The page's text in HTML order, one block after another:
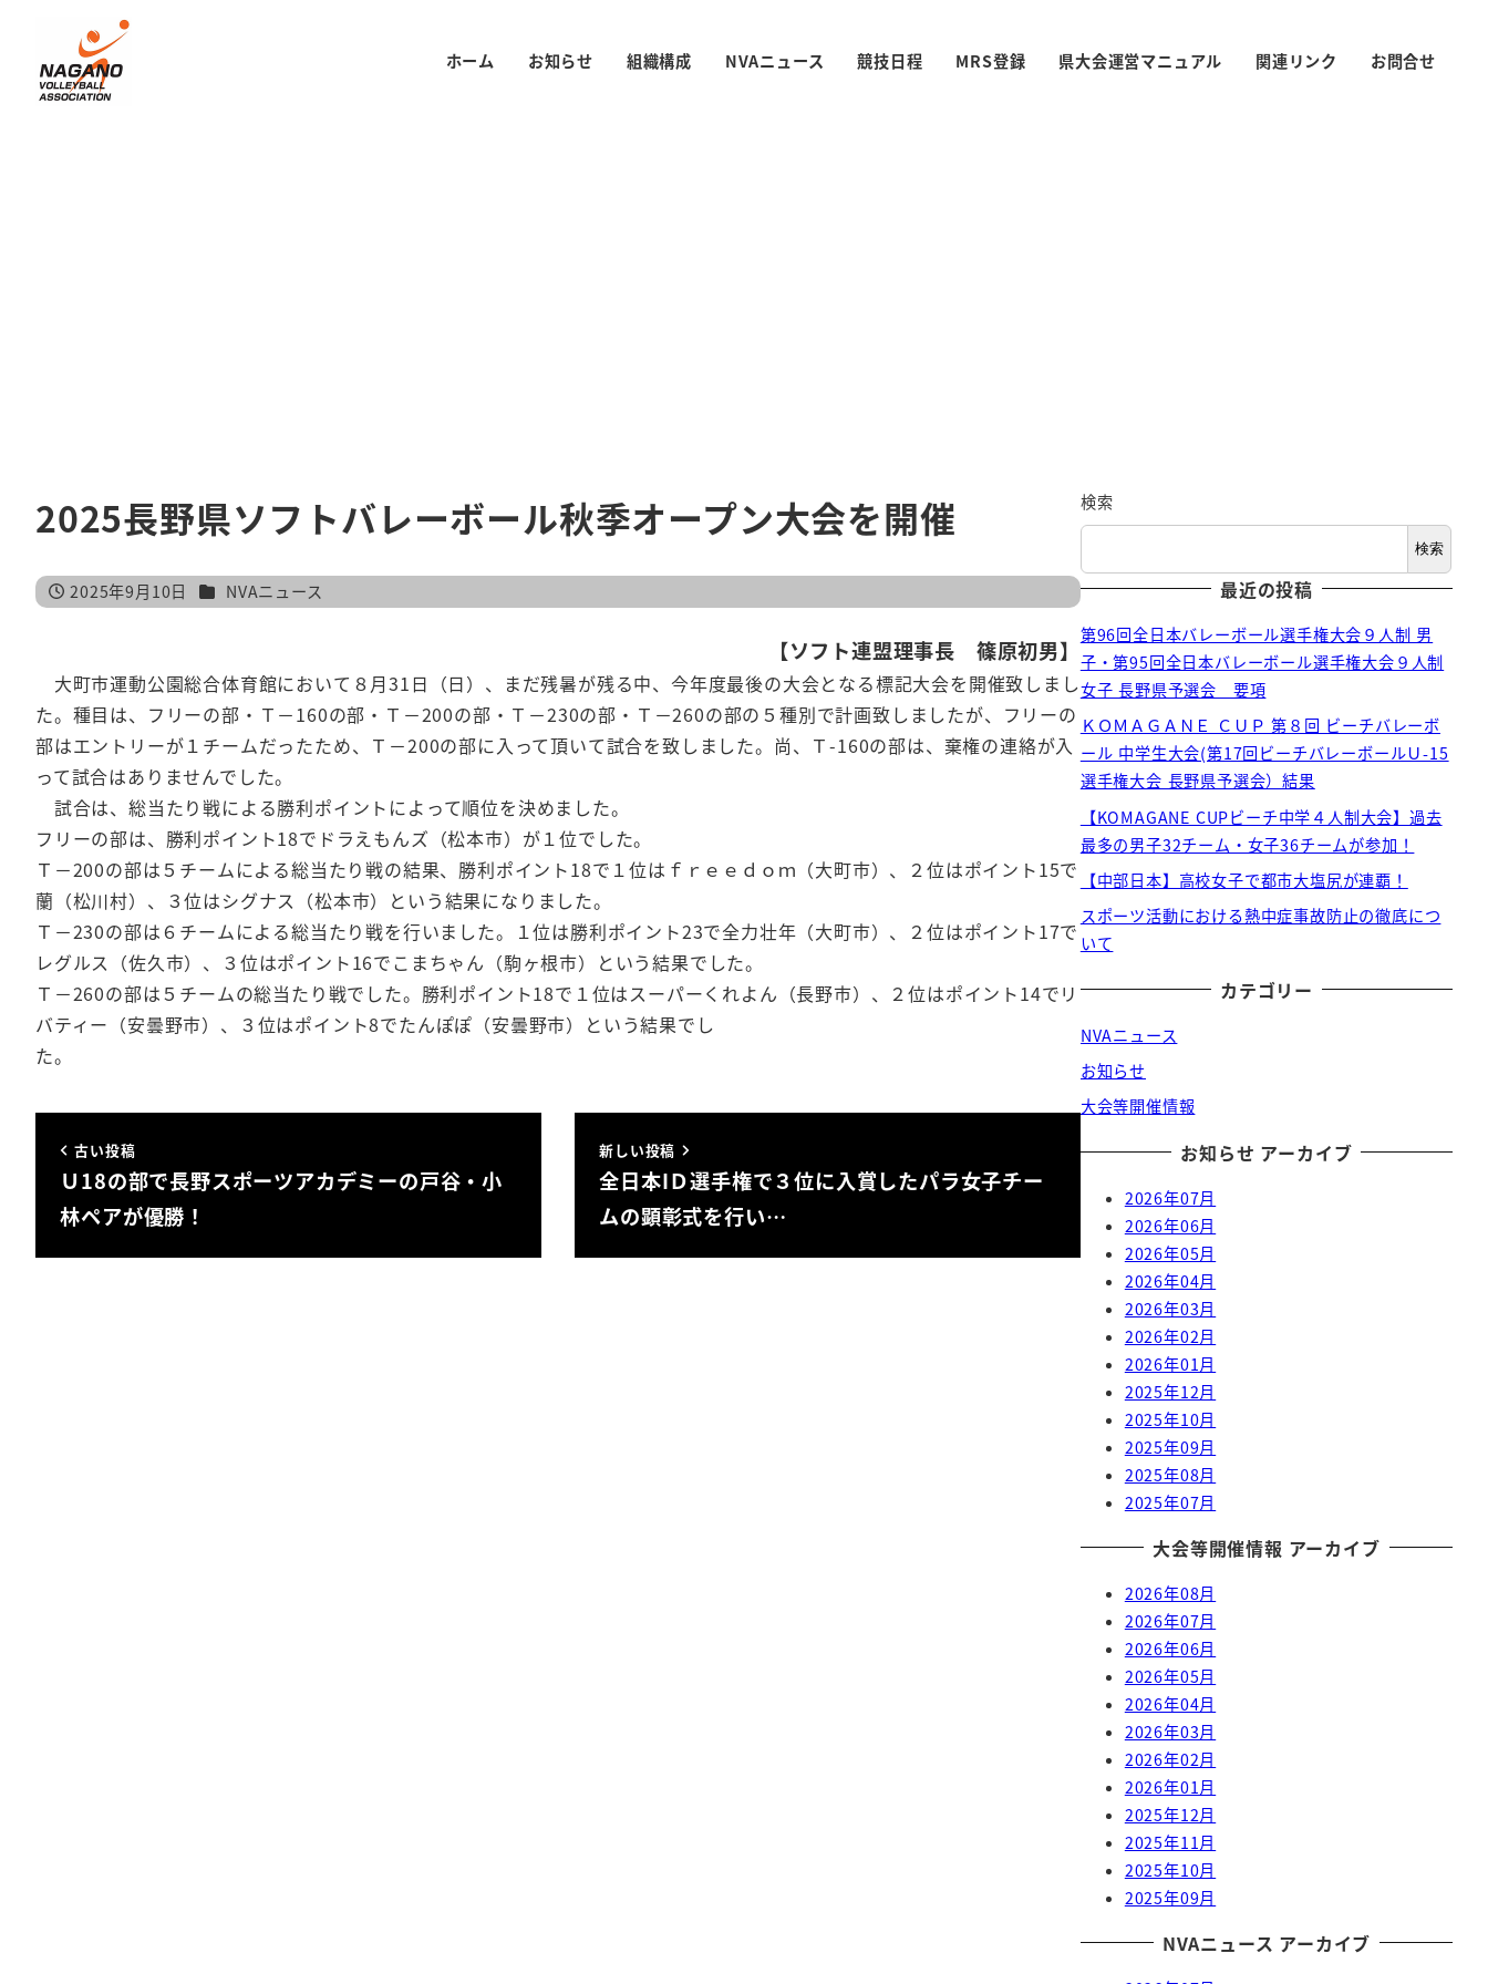
ホーム お知らせ 組織構成 NVAニュース 競技日程 MRS登録 県大会運営マニュアル 関連リンク お問合せ
2025長野県ソフトバレーボール秋季オープン大会を開催
投稿日
2025年9月10日 カテゴリー
NVAニュース
【ソフト連盟理事長 篠原初男】
大町市運動公園総合体育館において８月31日（日）、まだ残暑が残る中、今年度最後の大会となる標記大会を開催致しまし
た。種目は、フリーの部・Ｔ－160の部・Ｔ－200の部・Ｔ－230の部・Ｔ－260の部の５種別で計画致しましたが、フリーの
部はエントリーが１チームだったため、Ｔ－200の部に入って頂いて試合を致しました。尚、Ｔ-160の部は、棄権の連絡が入
って試合はありませんでした。
試合は、総当たり戦による勝利ポイントによって順位を決めました。
フリーの部は、勝利ポイント18でドラえもんズ（松本市）が１位でした。
Ｔ－200の部は５チームによる総当たり戦の結果、勝利ポイント18で１位はｆｒｅｅｄｏｍ（大町市）、２位はポイント15で
蘭（松川村）、３位はシグナス（松本市）という結果になりました。
Ｔ－230の部は６チームによる総当たり戦を行いました。１位は勝利ポイント23で全力壮年（大町市）、２位はポイント17で
レグルス（佐久市）、３位はポイント16でこまちゃん（駒ヶ根市）という結果でした。
Ｔ－260の部は５チームの総当たり戦でした。勝利ポイント18で１位はスーパーくれよん（長野市）、２位はポイント14でリ
バティー（安曇野市）、３位はポイント8でたんぽぽ（安曇野市）という結果でし
た。
古い投稿
Ｕ18の部で長野スポーツアカデミーの戸谷・小
林ペアが優勝！
新しい投稿
全日本IＤ選手権で３位に入賞したパラ女子チー
ムの顕彰式を行い…
検索
検索
最近の投稿
第96回全日本バレーボール選手権大会９人制 男
子・第95回全日本バレーボール選手権大会９人制
女子 長野県予選会 要項
ＫＯＭＡＧＡＮＥ ＣＵＰ 第８回 ビーチバレーボ
ール 中学生大会(第17回ビーチバレーボールＵ-15
選手権大会 長野県予選会）結果
【KOMAGANE CUPビーチ中学４人制大会】過去
最多の男子32チーム・女子36チームが参加！
【中部日本】高校女子で都市大塩尻が連覇！
スポーツ活動における熱中症事故防止の徹底につ
いて
カテゴリー
NVAニュース
お知らせ
大会等開催情報
お知らせ アーカイブ
2026年07月
2026年06月
2026年05月
2026年04月
2026年03月
2026年02月
2026年01月
2025年12月
2025年10月
2025年09月
2025年08月
2025年07月
大会等開催情報 アーカイブ
2026年08月
2026年07月
2026年06月
2026年05月
2026年04月
2026年03月
2026年02月
2026年01月
2025年12月
2025年11月
2025年10月
2025年09月
NVAニュース アーカイブ